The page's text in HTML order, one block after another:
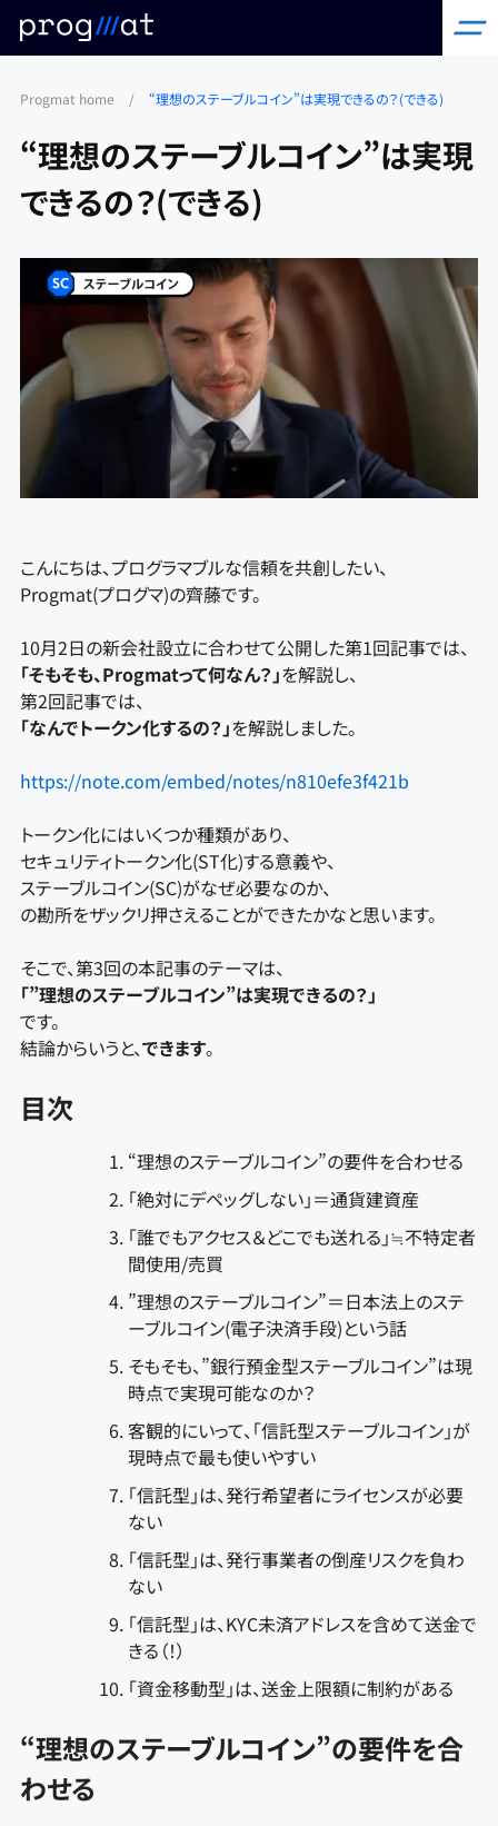
Progmat home / “理想のステーブルコイン”は実現できるの？(できる)
“理想のステーブルコイン”は実現
できるの？(できる)
こんにちは、プログラマブルな信頼を共創したい、
Progmat(プログマ)の齊藤です。
10月2日の新会社設立に合わせて公開した第1回記事では、
「そもそも、Progmatって何なん？」を解説し、
第2回記事では、
「なんでトークン化するの？」を解説しました。
https://note.com/embed/notes/n810efe3f421b
トークン化にはいくつか種類があり、
セキュリティトークン化(ST化)する意義や、
ステーブルコイン(SC)がなぜ必要なのか、
の勘所をザックリ押さえることができたかなと思います。
そこで、第3回の本記事のテーマは、
「”理想のステーブルコイン”は実現できるの？」
です。
結論からいうと、できます。
目次
“理想のステーブルコイン”の要件を合わせる
「絶対にデペッグしない」＝通貨建資産
「誰でもアクセス＆どこでも送れる」≒不特定者
間使用/売買
”理想のステーブルコイン”＝日本法上のステ
ーブルコイン(電子決済手段)という話
そもそも、”銀行預金型ステーブルコイン”は現
時点で実現可能なのか？
客観的にいって、「信託型ステーブルコイン」が
現時点で最も使いやすい
「信託型」は、発行希望者にライセンスが必要
ない
「信託型」は、発行事業者の倒産リスクを負わ
ない
「信託型」は、KYC未済アドレスを含めて送金で
きる（！）
「資金移動型」は、送金上限額に制約がある
“理想のステーブルコイン”の要件を合
わせる